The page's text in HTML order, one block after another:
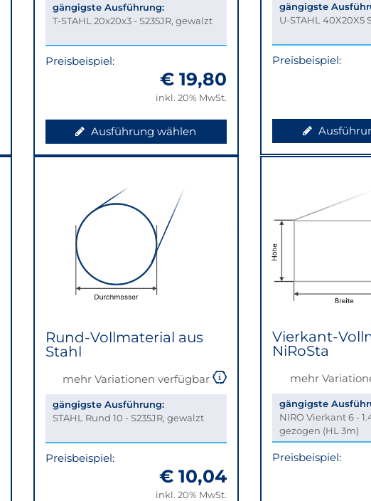
gängigste Ausführung:
T-STAHL 20x20x3 - S235JR, gewalzt
Preisbeispiel:
€ 19,80
inkl. 20% MwSt.
Ausführung wählen
gängigste
U-STAHL 40X20X5
Preisbeispiel:
Rund-Vollmaterial aus
Stahl
mehr Variationen verfügbar
gängigste Ausführung:
STAHL Rund 10 - S235JR, gewalzt
Preisbeispiel:
€ 10,04
inkl. 20% MwSt.
Vierkant-
NiRoSta
mehr
gängigste
NIRO Vierkant 6 -
gezogen (HL 3m)
Preisbeispiel: